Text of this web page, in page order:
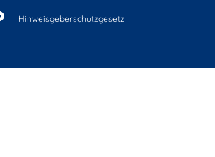
Hinweisgeberschutzgesetz